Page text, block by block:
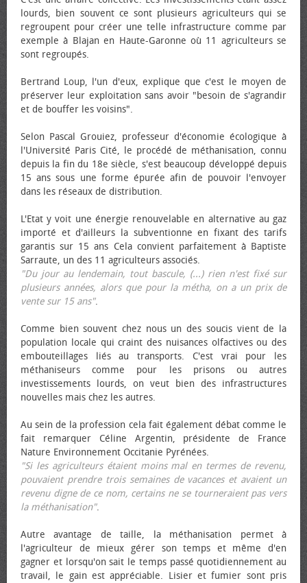
lourds, bien souvent ce sont plusieurs agriculteurs qui se
regroupent pour créer une telle infrastructure comme par
exemple à Blajan en Haute-Garonne où 11 agriculteurs se
sont regroupés.
Bertrand Loup, l'un d'eux, explique que c'est le moyen de
préserver leur exploitation sans avoir "besoin de s'agrandir
et de bouffer les voisins".
Selon Pascal Grouiez, professeur d'économie écologique à
l'Université Paris Cité, le procédé de méthanisation, connu
depuis la fin du 18e siècle, s'est beaucoup développé depuis
15 ans sous une forme épurée afin de pouvoir l'envoyer
dans les réseaux de distribution.
L'Etat y voit une énergie renouvelable en alternative au gaz
importé et d'ailleurs la subventionne en fixant des tarifs
garantis sur 15 ans Cela convient parfaitement à Baptiste
Sarraute, un des 11 agriculteurs associés.
"Du jour au lendemain, tout bascule, (...) rien n'est fixé sur
plusieurs années, alors que pour la métha, on a un prix de
vente sur 15 ans".
Comme bien souvent chez nous un des soucis vient de la
population locale qui craint des nuisances olfactives ou des
embouteillages liés au transports. C'est vrai pour les
méthaniseurs comme pour les prisons ou autres
investissements lourds, on veut bien des infrastructures
nouvelles mais chez les autres.
Au sein de la profession cela fait également débat comme le
fait remarquer Céline Argentin, présidente de France
Nature Environnement Occitanie Pyrénées.
"Si les agriculteurs étaient moins mal en termes de revenu,
pouvaient prendre trois semaines de vacances et avaient un
revenu digne de ce nom, certains ne se tourneraient pas vers
la méthanisation".
Autre avantage de taille, la méthanisation permet à
l'agriculteur de mieux gérer son temps et même d'en
gagner et lorsqu'on sait le temps passé quotidiennement au
travail, le gain est appréciable. Lisier et fumier sont pris